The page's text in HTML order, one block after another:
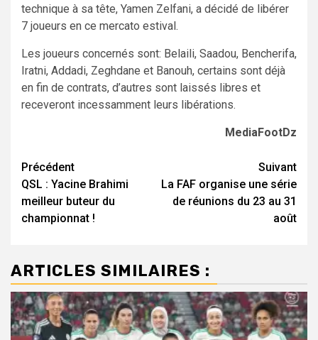
technique à sa tête, Yamen Zelfani, a décidé de libérer
7 joueurs en ce mercato estival.
Les joueurs concernés sont: Belaili, Saadou, Bencherifa,
Iratni, Addadi, Zeghdane et Banouh, certains sont déjà
en fin de contrats, d’autres sont laissés libres et
receveront incessamment leurs libérations.
MediaFootDz
Navigation
d’article
Précédent
QSL : Yacine Brahimi
meilleur buteur du
championnat !
Suivant
La FAF organise une série
de réunions du 23 au 31
août
ARTICLES SIMILAIRES :